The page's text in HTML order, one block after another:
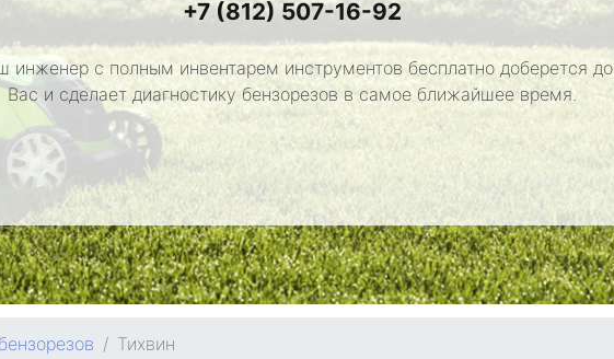
+7 (812) 507-16-92
инженер с полным инвентарем инструментов бесплатно доберется до
Вас и сделает диагностику бензорезов в самое ближайшее время.
Тихвин